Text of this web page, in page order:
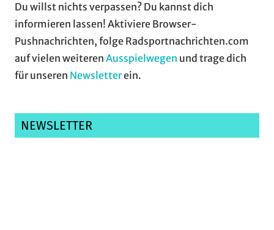
Du willst nichts verpassen? Du kannst dich
informieren lassen! Aktiviere Browser-
Pushnachrichten, folge Radsportnachrichten.com
auf vielen weiteren Ausspielwegen und trage dich
für unseren Newsletterein.
NEWSLETTER